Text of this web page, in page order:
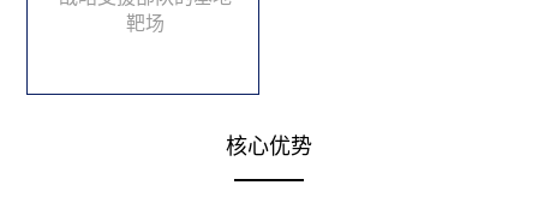
靶场
核心优势